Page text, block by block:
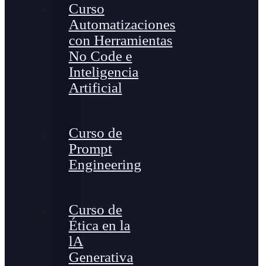
Curso
Automatizaciones
con Herramientas
No Code e
Inteligencia
Artificial
Curso de
Prompt
Engineering
Curso de
Ética en la
lA
Generativa